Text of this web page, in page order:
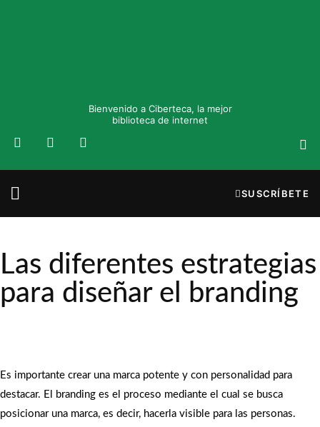
Bienvenido a Ciberteca, la mejor
biblioteca de internet
SUSCRÍBETE
Las diferentes estrategias
para diseñar el branding
Es importante crear una marca potente y con personalidad para
destacar. El branding es el proceso mediante el cual se busca
posicionar una marca, es decir, hacerla visible para las personas.